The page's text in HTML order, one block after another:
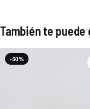
También te puede
-50%